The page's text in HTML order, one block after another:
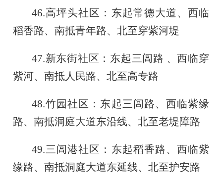
46.高坪头社区：东起常德大道、西临
稻香路、南抵青年路、北至穿紫河堤
47.新东街社区：东起三闾路 、西临穿
紫河、南抵人民路、北至高专路
48.竹园社区：东起三闾路、西临紫缘
路、南抵洞庭大道东沿线、北至老堤障路
49.三闾港社区：东起稻香路、西临紫
缘路、南抵洞庭大道东延线、北至护安路